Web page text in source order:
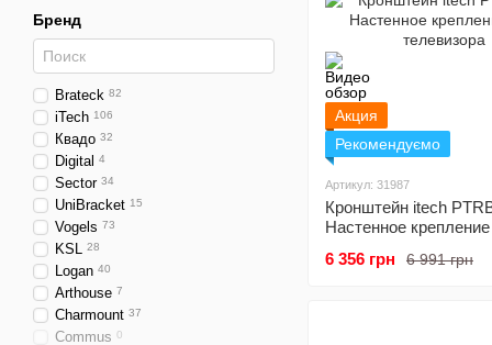
Акция
Рекомендуємо
Артикул: 31987
Кронштейн itech
Настенное
6 991 грн
6 356 грн
Бренд
Brateck 82
iTech 106
Квадо 32
Digital 4
Sector 34
UniBracket 15
Vogels 73
KSL 28
Logan 40
Arthouse 7
Charmount 37
Commus 0